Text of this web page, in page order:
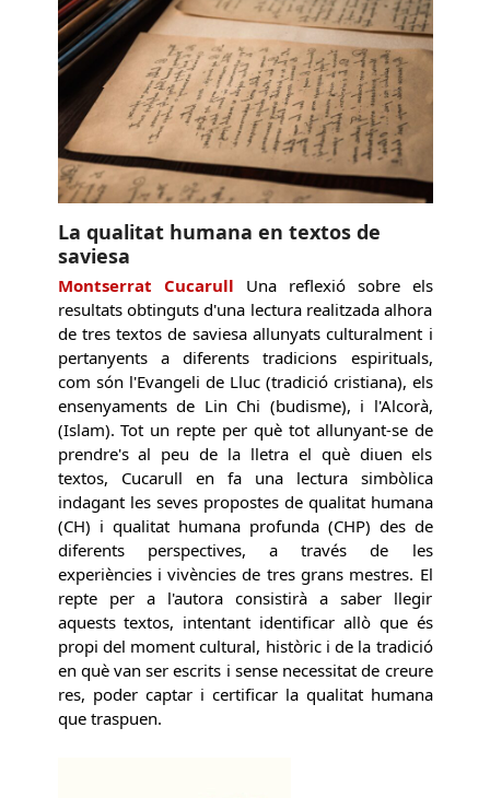
La qualitat humana en textos de
saviesa
Montserrat Cucarull Una reflexió sobre els
resultats obtinguts d'una lectura realitzada alhora
de tres textos de saviesa allunyats culturalment i
pertanyents a diferents tradicions espirituals,
com són l'Evangeli de Lluc (tradició cristiana), els
ensenyaments de Lin Chi (budisme), i l'Alcorà,
(Islam). Tot un repte per què tot allunyant-se de
prendre's al peu de la lletra el què diuen els
textos, Cucarull en fa una lectura simbòlica
indagant les seves propostes de qualitat humana
(CH) i qualitat humana profunda (CHP) des de
diferents perspectives, a través de les
experiències i vivències de tres grans mestres. El
repte per a l'autora consistirà a saber llegir
aquests textos, intentant identificar allò que és
propi del moment cultural, històric i de la tradició
en què van ser escrits i sense necessitat de creure
res, poder captar i certificar la qualitat humana
que traspuen.